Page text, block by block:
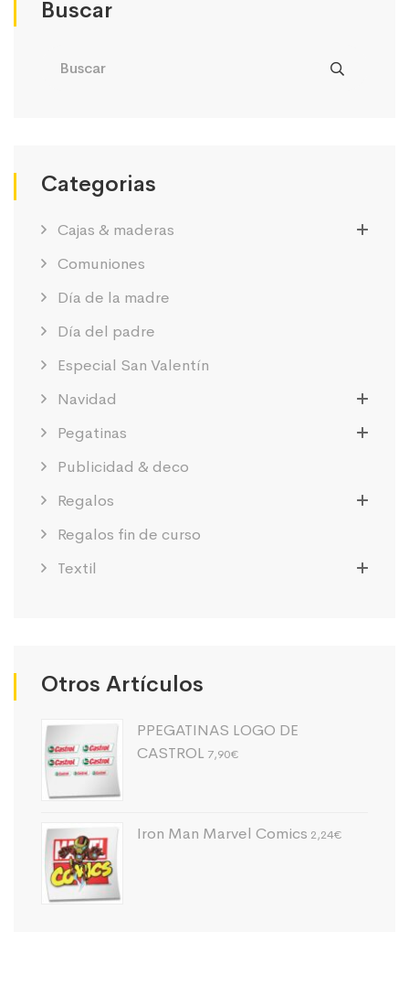
Buscar
Categorias
Cajas & maderas
Comuniones
Día de la madre
Día del padre
Especial San Valentín
Navidad
Pegatinas
Publicidad & deco
Regalos
Regalos fin de curso
Textil
Otros Artículos
PPEGATINAS LOGO DE
CASTROL 7,90€
Iron Man Marvel Comics 2,24€